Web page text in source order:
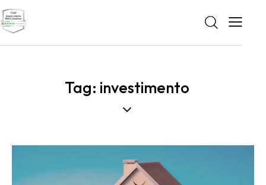
Tag: investimento